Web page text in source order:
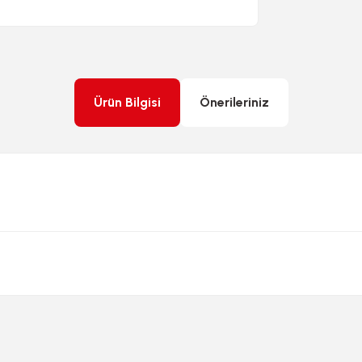
Ürün Bilgisi Önerileriniz